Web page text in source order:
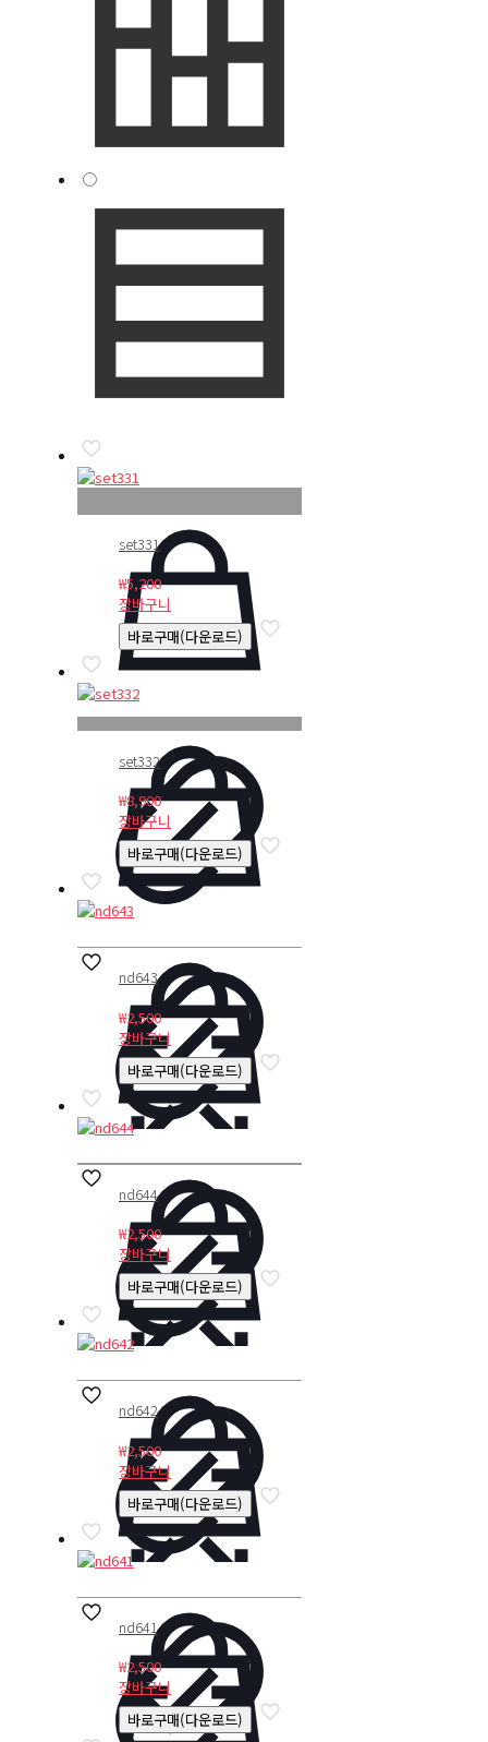
set331
₩5,200
장바구니
바로구매(다운로드)
set332
₩8,900
장바구니
바로구매(다운로드)
nd643
₩2,500
장바구니
바로구매(다운로드)
nd644
₩2,500
장바구니
바로구매(다운로드)
nd642
₩2,500
장바구니
바로구매(다운로드)
nd641
₩2,500
장바구니
바로구매(다운로드)